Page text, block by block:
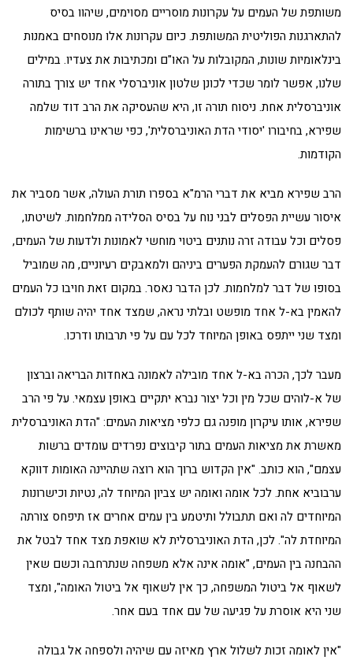
משותפת של העמים על עקרונות מוסריים מסוימים, שיהוו בסיס
להתארגנות הפוליטית המשותפת. כיום עקרונות אלו מנוסחים באמנות
בינלאומיות שונות, המקובלות על האו"ם ומכתיבות את צעדיו. במילים
שלנו, אפשר לומר שכדי לכונן שלטון אוניברסלי אחד יש צורך בתורה
אוניברסלית אחת. ניסוח תורה זו, היא שהעסיקה את הרב דוד שלמה
שפירא, בחיבורו 'יסודי הדת האוניברסלית', כפי שראינו ברשימות
הקודמות.
הרב שפירא מביא את דברי הרמ"א בספרו תורת העולה, אשר מסביר את
איסור עשיית הפסלים לבני נוח על בסיס הסלידה ממלחמות. לשיטתו,
פסלים וכל עבודה זרה נותנים ביטוי מוחשי לאמונות ולדעות של העמים,
דבר שגורם להעמקת הפערים ביניהם ולמאבקים רעיוניים, מה שמוביל
בסופו של דבר למלחמות. לכן הדבר נאסר. במקום זאת חויבו כל העמים
להאמין בא-ל אחד מופשט ובלתי נראה, שמצד אחד יהיה שותף לכולם
ומצד שני ייתפס באופן המיוחד לכל עם על פי תרבותו ודרכו.
מעבר לכך, הכרה בא-ל אחד מובילה לאמונה באחדות הבריאה וברצון
של א-לוהים שכל מין וכל יצור נברא יתקיים באופן עצמאי. על פי הרב
שפירא, אותו עיקרון מופנה גם כלפי מציאות העמים: "הדת האוניברסלית
מאשרת את מציאות העמים בתור קיבוצים נפרדים עומדים ברשות
עצמם", הוא כותב. "אין הקדוש ברוך הוא רוצה שתהיינה האומות דווקא
ערבוביא אחת. לכל אומה ואומה יש צביון המיוחד לה, נטיות וכישרונות
המיוחדים לה ואם תתבולל ותיטמע בין עמים אחרים אז תיפחס צורתה
המיוחדת לה". לכן, הדת האוניברסלית לא שואפת מצד אחד לבטל את
ההבחנה בין העמים, "אומה אינה אלא משפחה שנתרחבה וכשם שאין
לשאוף אל ביטול המשפחה, כך אין לשאוף אל ביטול האומה", ומצד
שני היא אוסרת על פגיעה של עם אחד בעם אחר.
"אין לאומה זכות לשלול ארץ מאיזה עם שיהיה ולספחה אל גבולה